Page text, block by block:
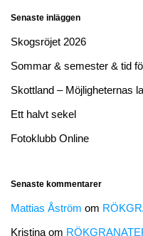
Senaste inläggen
Skogsröjet 2026
Sommar & semester & tid
Skottland – Möjligheternas
Ett halvt sekel
Fotoklubb Online
Senaste kommentarer
Mattias Åström om
Kristina om